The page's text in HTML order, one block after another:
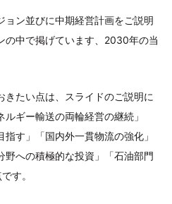
ョン並びに中期経営計画をご説明
の中で掲げています、2030年の当
きたい点は、スライドのご説明に
ギー輸送の両輪経営の継続」
指す」「国内外一貫物流の強化」
野への積極的な投資」「石油部門
す。